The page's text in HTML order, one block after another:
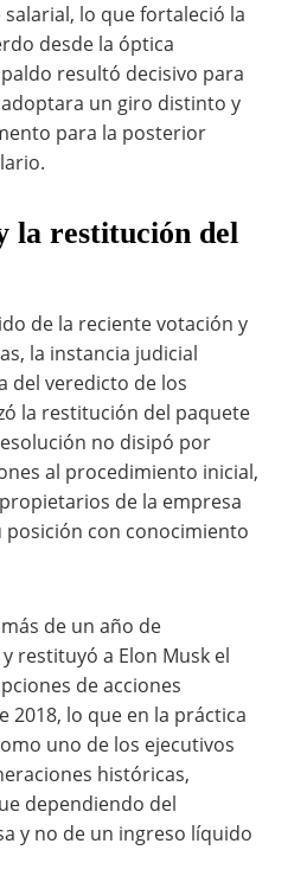
lo que fortaleció la
desde la óptica
resultó decisivo para
un giro distinto y
para la posterior
la restitución del
de la reciente votación y
la instancia judicial
del veredicto de los
la restitución del paquete
no disipó por
al procedimiento inicial,
de la empresa
con conocimiento
de un año de
restituyó a Elon Musk el
de acciones
2018, lo que en la práctica
uno de los ejecutivos
históricas,
dependiendo del
y no de un ingreso líquido